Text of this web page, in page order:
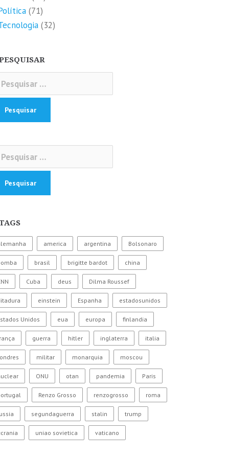
(71)
(32)
america argentina Bolsonaro
brasil brigitte bardot china
Cuba deus Dilma Roussef
einstein Espanha estadosunidos
Unidos eua europa finlandia
guerra hitler inglaterra italia
militar monarquia moscou
ONU otan pandemia Paris
Renzo Grosso renzogrosso roma
segundaguerra stalin trump
uniao sovietica vaticano